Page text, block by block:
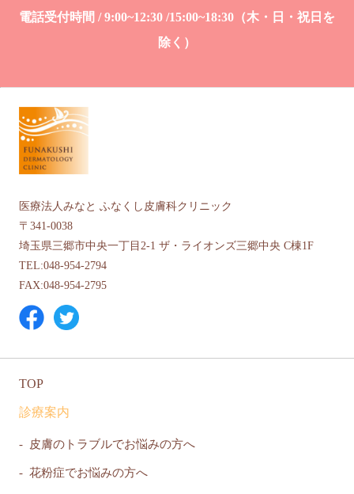
電話受付時間 / 9:00~12:30 /15:00~18:30（木・日・祝日を
除く）
医療法人みなと ふなくし皮膚科クリニック
〒341-0038
埼玉県三郷市中央一丁目2-1 ザ・ライオンズ三郷中央 C棟1F
TEL:048-954-2794
FAX:048-954-2795
TOP
診療案内
皮膚のトラブルでお悩みの方へ
花粉症でお悩みの方へ